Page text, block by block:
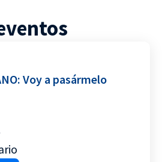
Voy a pasármelo